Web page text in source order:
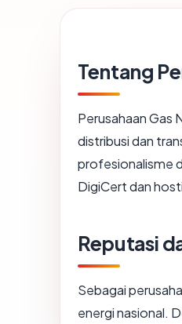
Tentang
Perusahaan Gas
distribusi dan
profesionalisme
DigiCert dan
Reputasi
Sebagai
energi nasional.